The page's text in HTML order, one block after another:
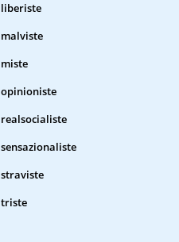
liberiste
malviste
miste
opinioniste
realsocialiste
sensazionaliste
straviste
triste